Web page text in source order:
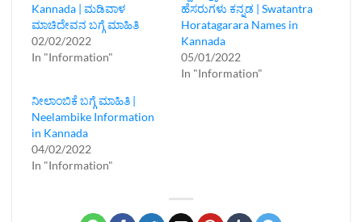
Kannada | ಮಡಿವಾಳ
ಮಾಚಿದೇವನ ಬಗ್ಗೆ ಮಾಹಿತಿ
02/02/2022
In "Information"
ಹೆಸರುಗಳು ಕನ್ನಡ | Swatantra
Horatagarara Names in
Kannada
05/01/2022
In "Information"
ನೀಲಾಂಬಿಕೆ ಬಗ್ಗೆ ಮಾಹಿತಿ |
Neelambike Information
in Kannada
04/02/2022
In "Information"